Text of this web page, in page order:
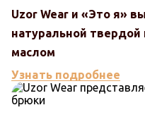
Uzor Wear и «Это я»
натуральной
маслом
Узнать подробнее